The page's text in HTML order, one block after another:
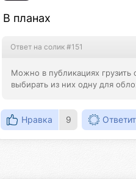
В планах
Ответ на солик #151
Можно в публикациях
выбирать из них одну для
Нравка 9